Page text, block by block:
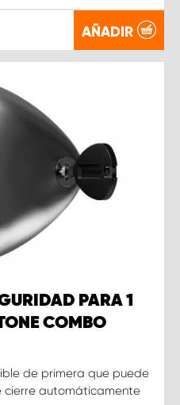
AÑADIR
PARA 1
COMBO
de primera que puede
cierre automáticamente